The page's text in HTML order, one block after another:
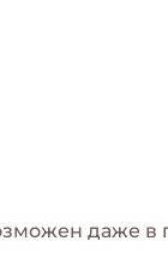
даже в